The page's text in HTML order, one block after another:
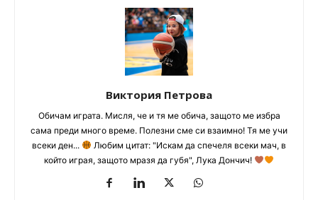
Виктория Петрова
Обичам играта. Мисля, че и тя ме обича, защото ме избра
сама преди много време. Полезни сме си взаимно! Тя ме учи
всеки ден...
Любим цитат: "Искам да спечеля всеки мач, в
който играя, защото мразя да губя", Лука Дончич!